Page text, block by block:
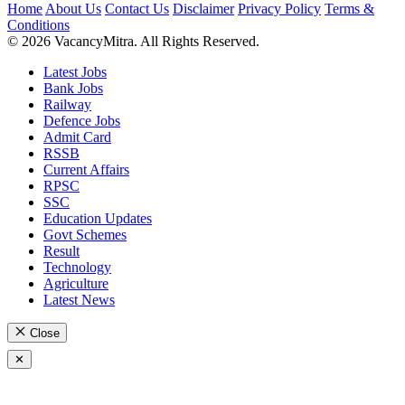
Home About Us Contact Us Disclaimer Privacy Policy Terms &
Conditions
© 2026 VacancyMitra. All Rights Reserved.
Latest Jobs
Bank Jobs
Railway
Defence Jobs
Admit Card
RSSB
Current Affairs
RPSC
SSC
Education Updates
Govt Schemes
Result
Technology
Agriculture
Latest News
Close
✕